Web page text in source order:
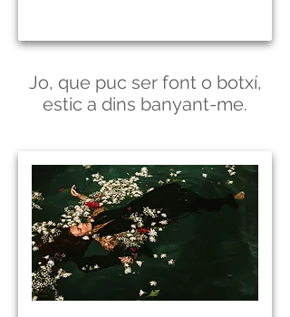
Jo, que puc ser font o botxí,
estic a dins banyant-me.